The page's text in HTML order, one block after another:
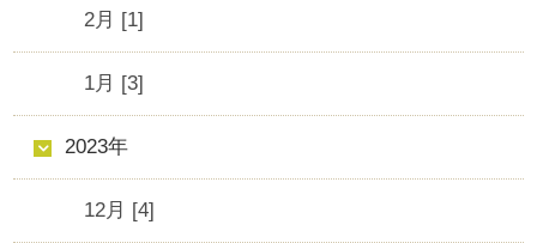
2月 [1]
1月 [3]
2023年
12月 [4]